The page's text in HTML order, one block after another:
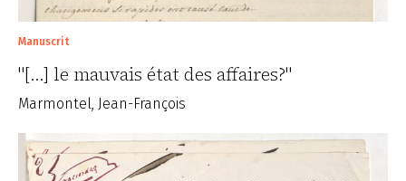
Manuscrit
"[...] le mauvais état des affaires?"
Marmontel, Jean-François